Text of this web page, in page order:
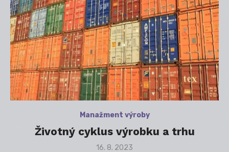
Manažment výroby
Životný cyklus výrobku a trhu
Posted
16. 8. 2023